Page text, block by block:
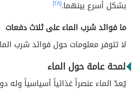
بشكل أسرع بينهما.[٢٨]
ما فوائد شرب الماء على ثلاث دفعات
لا تتوفر معلومات حول فوائد شرب
لمحة عامة حول الماء
يُعدّ الماء عنصراً غذائياً أسياسياً